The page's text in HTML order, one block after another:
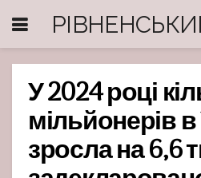
У 2024 році
мільйонерів в
зросла на 6,6